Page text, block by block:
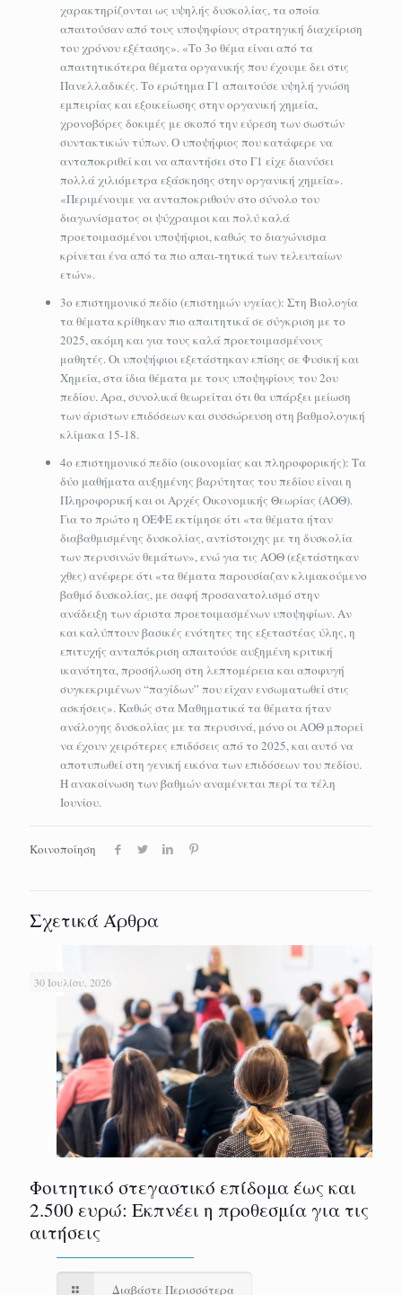
χαρακτηρίζονται ως υψηλής δυσκολίας, τα οποία
απαιτούσαν από τους υποψηφίους στρατηγική διαχείριση
του χρόνου εξέτασης». «Το 3ο θέμα είναι από τα
απαιτητικότερα θέματα οργανικής που έχουμε δει στις
Πανελλαδικές. Το ερώτημα Γ1 απαιτούσε υψηλή γνώση
εμπειρίας και εξοικείωσης στην οργανική χημεία,
χρονοβόρες δοκιμές με σκοπό την εύρεση των σωστών
συντακτικών τύπων. Ο υποψήφιος που κατάφερε να
ανταποκριθεί και να απαντήσει στο Γ1 είχε διανύσει
πολλά χιλιόμετρα εξάσκησης στην οργανική χημεία».
«Περιμένουμε να ανταποκριθούν στο σύνολο του
διαγωνίσματος οι ψύχραιμοι και πολύ καλά
προετοιμασμένοι υποψήφιοι, καθώς το διαγώνισμα
κρίνεται ένα από τα πιο απαι-τητικά των τελευταίων
ετών».
3ο επιστημονικό πεδίο (επιστημών υγείας): Στη Βιολογία
τα θέματα κρίθηκαν πιο απαιτητικά σε σύγκριση με το
2025, ακόμη και για τους καλά προετοιμασμένους
μαθητές. Οι υποψήφιοι εξετάστηκαν επίσης σε Φυσική και
Χημεία, στα ίδια θέματα με τους υποψηφίους του 2ου
πεδίου. Αρα, συνολικά θεωρείται ότι θα υπάρξει μείωση
των άριστων επιδόσεων και συσσώρευση στη βαθμολογική
κλίμακα 15-18.
4ο επιστημονικό πεδίο (οικονομίας και πληροφορικής): Τα
δύο μαθήματα αυξημένης βαρύτητας του πεδίου είναι η
Πληροφορική και οι Αρχές Οικονομικής Θεωρίας (ΑΟΘ).
Για το πρώτο η ΟΕΦΕ εκτίμησε ότι «τα θέματα ήταν
διαβαθμισμένης δυσκολίας, αντίστοιχης με τη δυσκολία
των περυσινών θεμάτων», ενώ για τις ΑΟΘ (εξετάστηκαν
χθες) ανέφερε ότι «τα θέματα παρουσίαζαν κλιμακούμενο
βαθμό δυσκολίας, με σαφή προσανατολισμό στην
ανάδειξη των άριστα προετοιμασμένων υποψηφίων. Αν
και καλύπτουν βασικές ενότητες της εξεταστέας ύλης, η
επιτυχής ανταπόκριση απαιτούσε αυξημένη κριτική
ικανότητα, προσήλωση στη λεπτομέρεια και αποφυγή
συγκεκριμένων “παγίδων” που είχαν ενσωματωθεί στις
ασκήσεις». Καθώς στα Μαθηματικά τα θέματα ήταν
ανάλογης δυσκολίας με τα περυσινά, μόνο οι ΑΟΘ μπορεί
να έχουν χειρότερες επιδόσεις από το 2025, και αυτό να
αποτυπωθεί στη γενική εικόνα των επιδόσεων του πεδίου.
Η ανακοίνωση των βαθμών αναμένεται περί τα τέλη
Ιουνίου.
Κοινοποίηση
Σχετικά Άρθρα
30 Ιουλίου, 2026
Φοιτητικό στεγαστικό επίδομα έως και
2.500 ευρώ: Εκπνέει η προθεσμία για τις
αιτήσεις
Διαβάστε Περισσότερα